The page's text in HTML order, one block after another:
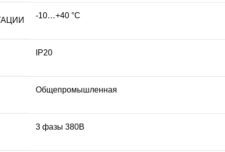
-10…+40 °С
IP20
Общепромышленная
3 фазы 380В